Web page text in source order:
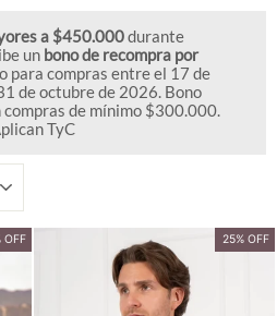
a $450.000durante
un bono de recompra por
para compras entre el 17 de
de octubre de 2026. Bono
de mínimo $300.000.
TyC
OFF 25% OFF